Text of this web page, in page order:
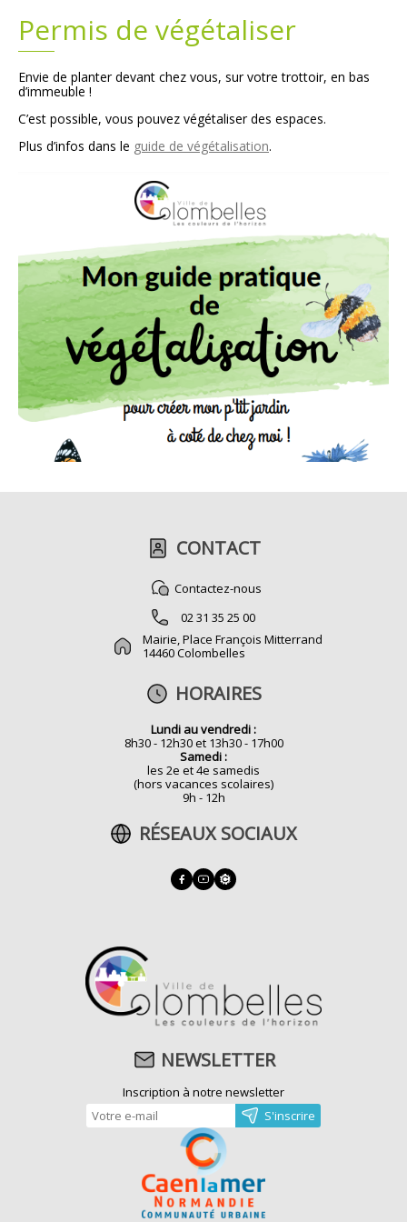
Permis de végétaliser
Envie de planter devant chez vous, sur votre trottoir, en bas
d’immeuble !
C’est possible, vous pouvez végétaliser des espaces.
Plus d’infos dans le guide de végétalisation.
CONTACT
Contactez-nous
02 31 35 25 00
Mairie, Place François Mitterrand
14460 Colombelles
HORAIRES
Lundi au vendredi :
8h30 - 12h30 et 13h30 - 17h00
Samedi :
les 2e et 4e samedis
(hors vacances scolaires)
9h - 12h
RÉSEAUX SOCIAUX
NEWSLETTER
Inscription à notre newsletter
Plans
Demandes légales
Emploi
Grands projets